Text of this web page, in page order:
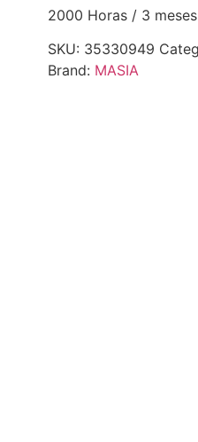
2000 Horas / 3 meses
SKU: 35330949
Brand: MASIA